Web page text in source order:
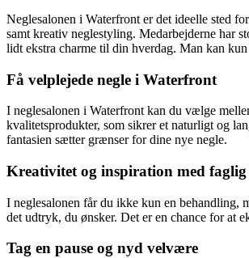
Neglesalonen i Waterfront er det ideelle sted
samt kreativ neglestyling. Medarbejderne har
lidt ekstra charme til din hverdag. Man kan
Få velplejede negle i Waterfront
I neglesalonen i Waterfront kan du vælge
kvalitetsprodukter, som sikrer et naturligt og
fantasien sætter grænser for dine nye negle.
Kreativitet og inspiration med
I neglesalonen får du ikke kun en behandling,
det udtryk, du ønsker. Det er en chance for at
Tag en pause og nyd velvære